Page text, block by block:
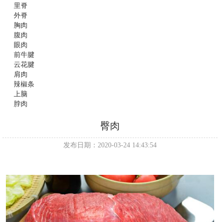
里脊
外脊
胸肉
腹肉
眼肉
前牛腱
云花腱
肩肉
辣椒条
上脑
脖肉
臀肉
发布日期：2020-03-24 14:43:54